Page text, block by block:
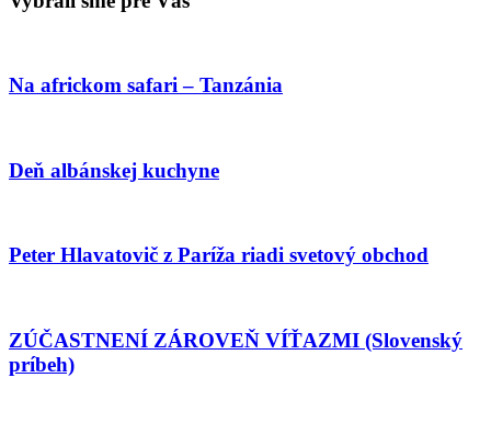
Na africkom safari – Tanzánia
Deň albánskej kuchyne
Peter Hlavatovič z Paríža riadi svetový obchod
ZÚČASTNENÍ ZÁROVEŇ VÍŤAZMI (Slovenský
príbeh)